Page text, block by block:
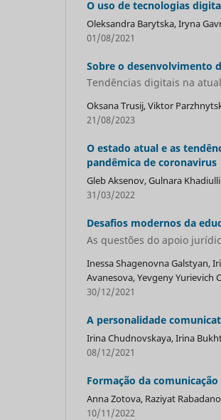
O uso de tecnologias
Oleksandra Barytska, Iryna
01/08/2021
Sobre o desenvolvimento
Tendências digitais na
Оksana Trusij, Viktor
21/08/2023
O estado atual e as
pandêmica de coronavirus
Gleb Aksenov, Gulnara
31/03/2022
Desafios modernos da
As questões do apoio
Inessa Shagenovna Galstyan,
Avanesova, Yevgeny Yurievich
30/12/2021
A personalidade
Irina Chudnovskaya, Irina
08/12/2021
Formação da
Anna Zotova, Raziуat
10/11/2022